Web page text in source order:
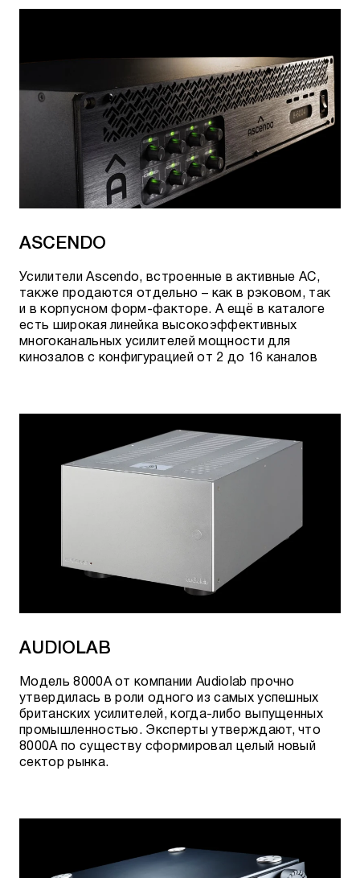
ASCENDO
Усилители Ascendo, встроенные в активные АС,
также продаются отдельно – как в рэковом, так
и в корпусном форм-факторе. А ещё в каталоге
есть широкая линейка высокоэффективных
многоканальных усилителей мощности для
кинозалов с конфигурацией от 2 до 16 каналов
AUDIOLAB
Модель 8000A от компании Audiolab прочно
утвердилась в роли одного из самых успешных
британских усилителей, когда-либо выпущенных
промышленностью. Эксперты утверждают, что
8000A по существу сформировал целый новый
сектор рынка.